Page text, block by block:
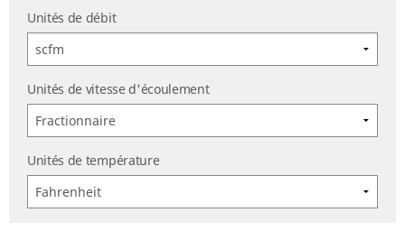
Unités de débit
Unités de vitesse d'écoulement
Unités de température